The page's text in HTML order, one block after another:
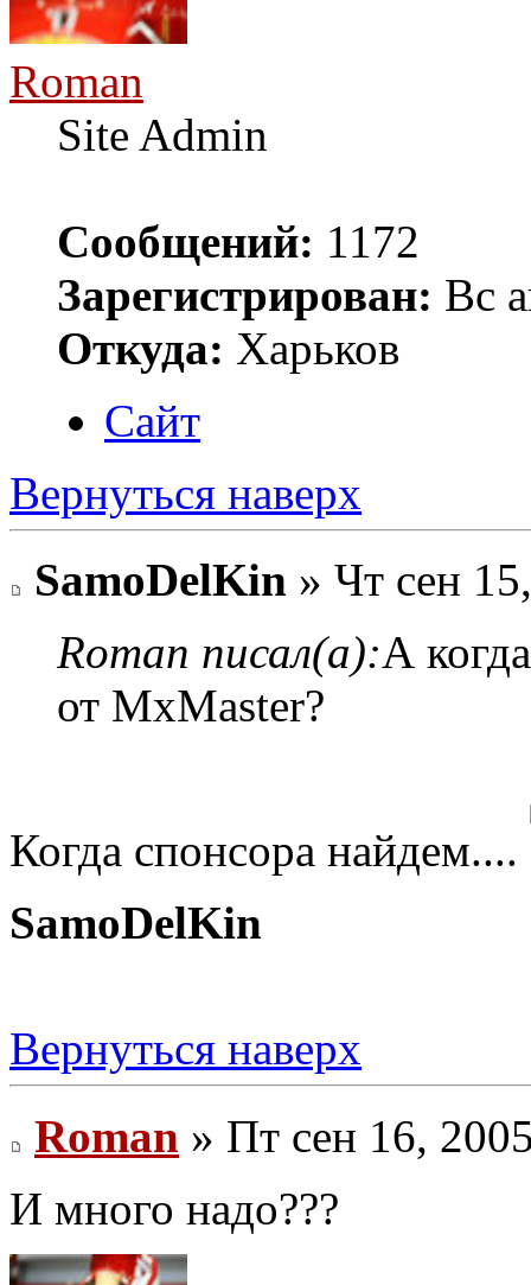
Roman
Site Admin
Сообщений: 1172
Зарегистрирован: Вс
Откуда: Харьков
Сайт
Вернуться наверх
SamoDelKin » Чт сен
Roman писал(а):А
от MxMaster?
Когда спонсора найдем....
SamoDelKin
Вернуться наверх
Roman » Пт сен 16,
И много надо???